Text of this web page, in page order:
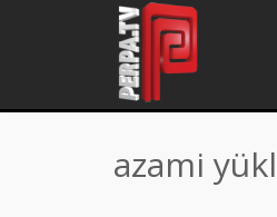
Home
azami